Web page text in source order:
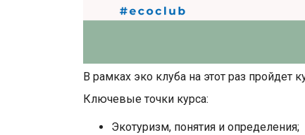
В рамках эко клуба на этот раз пройдет
Ключевые точки курса:
Экотуризм, понятия и определения;